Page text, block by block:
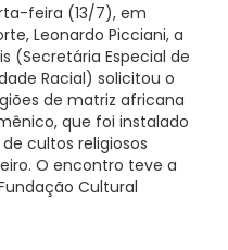
feira (13/7), em
Leonardo Picciani, a
(Secretária Especial de
Racial) solicitou o
de matriz africana
que foi instalado
cultos religiosos
O encontro teve a
Cultural